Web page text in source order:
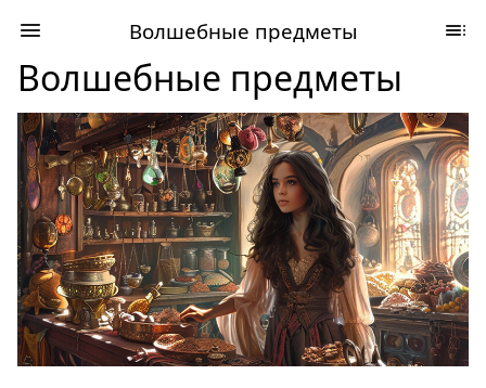
Волшебные предметы
Волшебные предметы